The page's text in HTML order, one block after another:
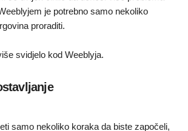
je potrebno samo nekoliko
proraditi.
svidjelo kod Weeblyja.
samo nekoliko koraka da biste započeli,